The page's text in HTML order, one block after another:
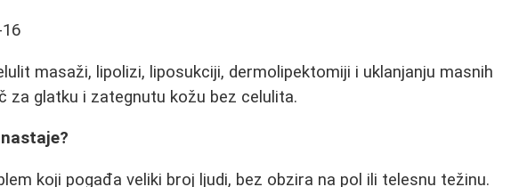
masaži, lipolizi, liposukciji, dermolipektomiji i uklanjanju masnih
za glatku i zategnutu kožu bez celulita.
koji pogađa veliki broj ljudi, bez obzira na pol ili telesnu težinu.